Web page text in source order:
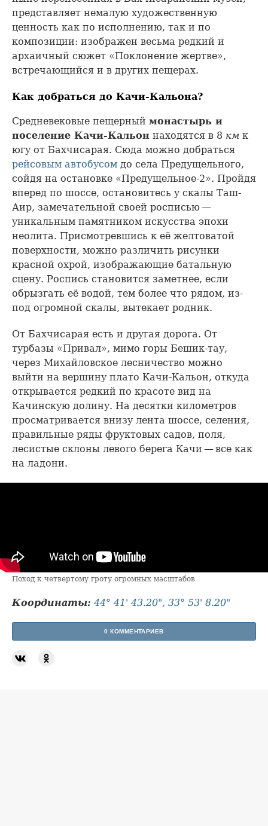
представляет немалую художественную
ценность как по исполнению, так и по
композиции: изображен весьма редкий и
архаичный сюжет «Поклонение жертве»,
встречающийся и в других пещерах.
Как добраться до Качи-Кальона?
Средневековые пещерный монастырь и
поселение Качи-Кальон находятся в 8 км к
югу от Бахчисарая. Сюда можно добраться
рейсовым автобусом до села Предущельного,
сойдя на остановке «Предущельное-2». Пройдя
вперед по шоссе, остановитесь у скалы Таш-
Аир, замечательной своей росписью —
уникальным памятником искусства эпохи
неолита. Присмотревшись к её желтоватой
поверхности, можно различить рисунки
красной охрой, изображающие батальную
сцену. Роспись становится заметнее, если
обрызгать её водой, тем более что рядом, из-
под огромной скалы, вытекает родник.
От Бахчисарая есть и другая дорога. От
турбазы «Привал», мимо горы Бешик-тау,
через Михайловское лесничество можно
выйти на вершину плато Качи-Кальон, откуда
открывается редкий по красоте вид на
Качинскую долину. На десятки километров
просматривается внизу лента шоссе, селения,
правильные ряды фруктовых садов, поля,
лесистые склоны левого берега Качи — все как
на ладони.
Поход к четвертому гроту огромных масштабов
Координаты: 44° 41' 43.20", 33° 53' 8.20"
0 КОММЕНТАРИЕВ